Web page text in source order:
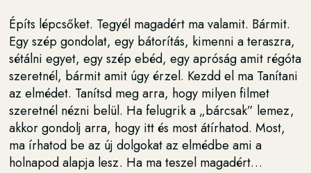
Építs lépcsőket. Tegyél magadért ma valamit. Bármit.
Egy szép gondolat, egy bátorítás, kimenni a teraszra,
sétálni egyet, egy szép ebéd, egy apróság amit régóta
szeretnél, bármit amit úgy érzel. Kezdd el ma Tanítani
az elmédet. Tanítsd meg arra, hogy milyen filmet
szeretnél nézni belül. Ha felugrik a „bárcsak” lemez,
akkor gondolj arra, hogy itt és most átírhatod. Most,
ma írhatod be az új dolgokat az elmédbe ami a
holnapod alapja lesz. Ha ma teszel magadért…